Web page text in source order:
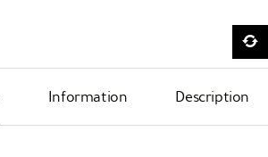
Description
Information